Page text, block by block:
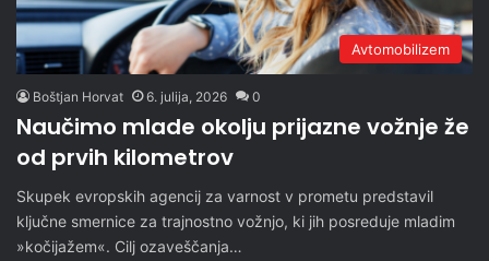
Avtomobilizem
Boštjan Horvat 6. julija, 2026 0
Naučimo mlade okolju prijazne vožnje že
od prvih kilometrov
Skupek evropskih agencij za varnost v prometu predstavil
ključne smernice za trajnostno vožnjo, ki jih posreduje mladim
»kočijažem«. Cilj ozaveščanja…